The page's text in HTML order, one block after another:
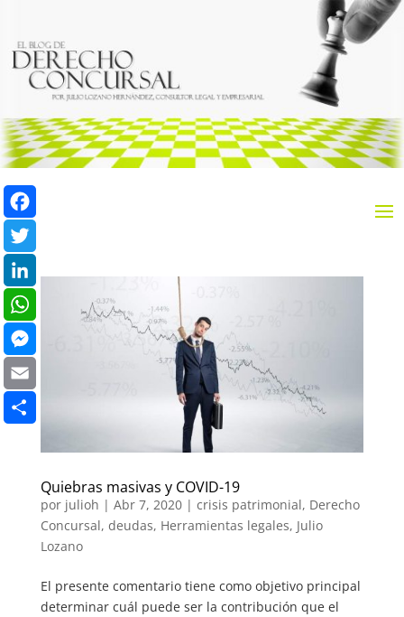
Quiebras masivas y COVID-19
por julioh | Abr 7, 2020| crisis patrimonial, Derecho
Concursal, deudas, Herramientas legales, Julio
Lozano
El presente comentario tiene como objetivo principal
determinar cuál puede ser la contribución que el
Facebook
Twitter
LinkedIn
WhatsApp
Messenger
Email